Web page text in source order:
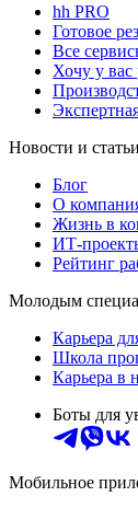
hh PRO
Готовое
Все
Хочу у вас
Новости и статьи
Блог
О
Жизнь в
ИТ-
Рейтинг
Молодым
Карьера
Школа
Карьера в
Боты для
Мобильное